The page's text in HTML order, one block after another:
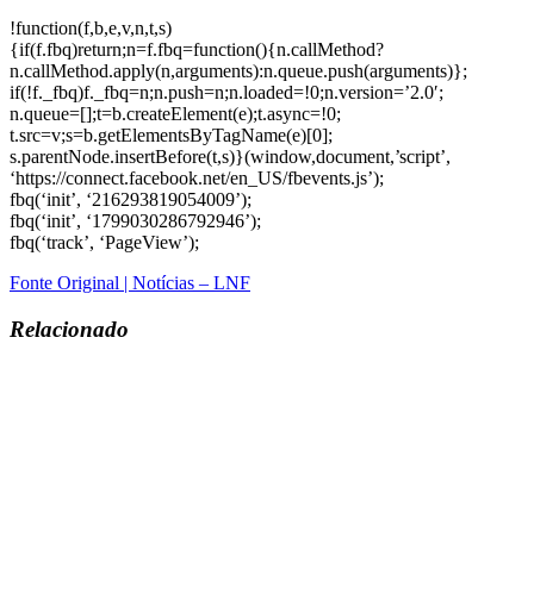
!function(f,b,e,v,n,t,s)
{if(f.fbq)return;n=f.fbq=function(){n.callMethod?
n.callMethod.apply(n,arguments):n.queue.push(arguments)};
if(!f._fbq)f._fbq=n;n.push=n;n.loaded=!0;n.version=’2.0′;
n.queue=[];t=b.createElement(e);t.async=!0;
t.src=v;s=b.getElementsByTagName(e)[0];
s.parentNode.insertBefore(t,s)}(window,document,’script’,
‘https://connect.facebook.net/en_US/fbevents.js’);
fbq(‘init’, ‘216293819054009’);
fbq(‘init’, ‘1799030286792946’);
fbq(‘track’, ‘PageView’);
Fonte Original | Notícias – LNF
Relacionado